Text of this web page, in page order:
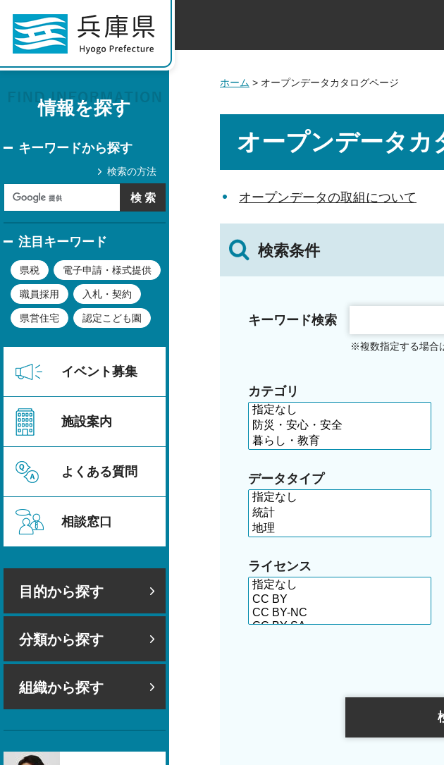
情報を探す
キーワードから探す
検索の方法
注目キーワード
県税 電子申請・様式提供
職員採用 入札・契約
県営住宅 認定こども園
イベント募集
施設案内
よくある質問
相談窓口
目的から探す
分類から探す
組織から探す
ホーム > オープンデータカタログページ
オープンデータカ
オープンデータの取組について
検索条件
キーワード検索
※複数指定する場合
カテゴリ
データタイプ
ライセンス